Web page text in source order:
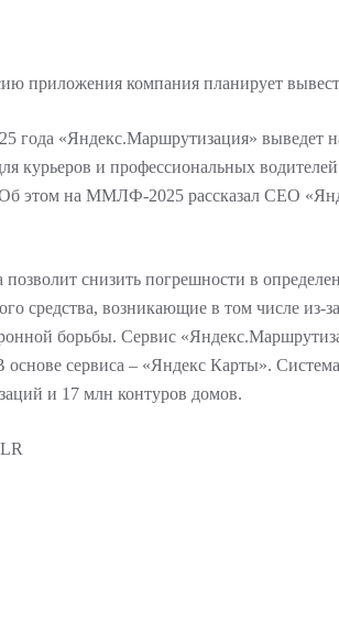
приложения компания планирует
года «Яндекс.Маршрутизация» выведет
курьеров и профессиональных
этом на ММЛФ-2025 рассказал CEO
позволит снизить погрешности в
средства, возникающие в том числе из-
борьбы. Сервис
основе сервиса – «Яндекс Карты».
и 17 млн контуров домов.